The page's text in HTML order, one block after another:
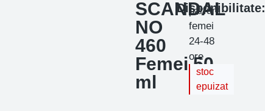
SCANDAL
NO
460
Femei,50
ml
Disponibilitate:
parfum
femei
24-48
ore
stoc
epuizat